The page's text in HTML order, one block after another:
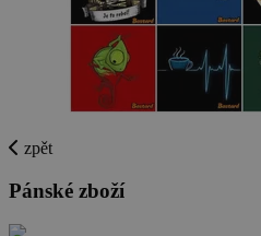
zpět
Pánské zboží